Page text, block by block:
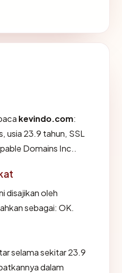
kevindo.com:
usia 23.9 tahun, SSL
Domains Inc..
disajikan oleh
sebagai: OK.
selama sekitar 23.9
dalam